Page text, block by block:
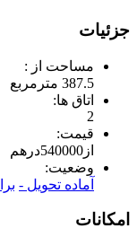
جزئیات
مساحت از :
387.5 مترمربع
اتاق ها:
2
قیمت:
از 540000درهم
وضعیت:
آماده تحویل -
امکانات